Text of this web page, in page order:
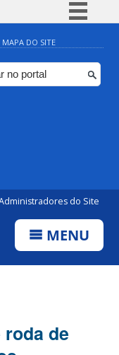
Simplifique!
BR
Participe
MAPA DO SITE
do Site
MENU
de